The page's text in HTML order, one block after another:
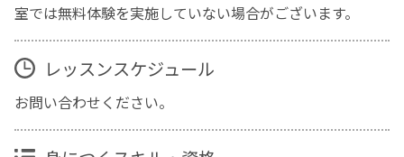
室では無料体験を実施していない場合がございます。
レッスンスケジュール
お問い合わせください。